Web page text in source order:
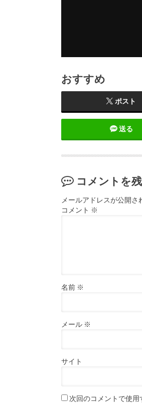
おすすめ
ポスト
送る
コメントを
メールアドレスが公開さ
コメント ※
名前 ※
メール ※
サイト
次回のコメントで使用